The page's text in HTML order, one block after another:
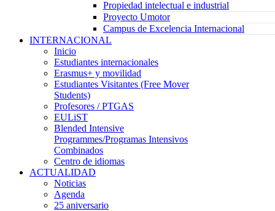
Propiedad intelectual e industrial
Proyecto Umotor
Campus de Excelencia Internacional
INTERNACIONAL
Inicio
Estudiantes internacionales
Erasmus+ y movilidad
Estudiantes Visitantes (Free Mover
Students)
Profesores / PTGAS
EULiST
Blended Intensive
Programmes/Programas Intensivos
Combinados
Centro de idiomas
ACTUALIDAD
Noticias
Agenda
25 aniversario